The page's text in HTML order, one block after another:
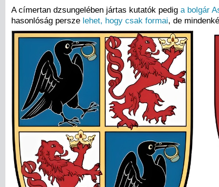
A címertan dzsungelében jártas kutatók pedig a bolgár
hasonlóság persze lehet, hogy csak formai, de